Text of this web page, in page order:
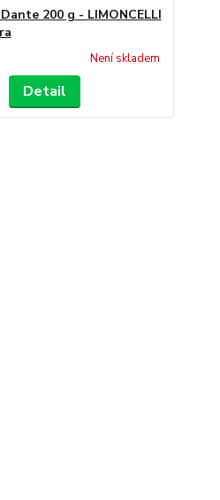
200 g - LIMONCELLI
Není skladem
Detail